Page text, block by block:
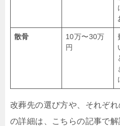
散骨
10万〜30万
円
改葬先の選び方や、それぞ
の詳細は、こちらの記事で解